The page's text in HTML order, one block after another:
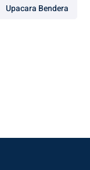
Upacara Bendera